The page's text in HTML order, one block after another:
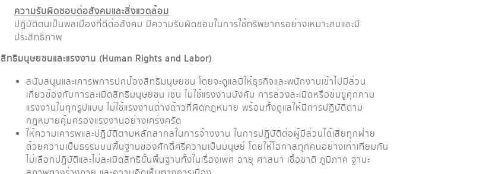
ความรับผิดชอบต่อสังคมและสิ่งแวดล้อม
ปฏิบัติตนเป็นพลเมืองที่ดีต่อสังคม มีความรับผิดชอบในการใช้ทรัพยากรอย่างเหมาะสมและมี
ประสิทธิภาพ
สิทธิมนุษยชนและแรงงาน (Human Rights and Labor)
สนับสนุนและเคารพการปกป้องสิทธิมนุษยชน โดยจะดูแลมิให้ธุรกิจและพนักงานเข้าไปมีส่วน
เกี่ยวข้องกับการละเมิดสิทธิมนุษยชน เช่น ไม่ใช้แรงงานบังคับ การล่วงละเมิดหรือข่มขู่คุกคาม
แรงงานในทุกรูปแบบ ไม่ใช้แรงงานต่างด้าวที่ผิดกฎหมาย พร้อมทั้งดูแลให้มีการปฏิบัติตาม
กฎหมายคุ้มครองแรงงานอย่างเคร่งครัด
ให้ความเคารพและปฏิบัติตามหลักสากลในการจ้างงาน ในการปฏิบัติต่อผู้มีส่วนได้เสียทุกฝ่าย
ด้วยความเป็นธรรมบนพื้นฐานของศักดิ์ศรีความเป็นมนุษย์ โดยให้โอกาสทุกคนอย่างเท่าเทียมกัน
ไม่เลือกปฏิบัติและไม่ละเมิดสิทธิขั้นพื้นฐานทั้งในเรื่องเพศ อายุ ศาสนา เชื้อชาติ ภูมิภาค ฐานะ